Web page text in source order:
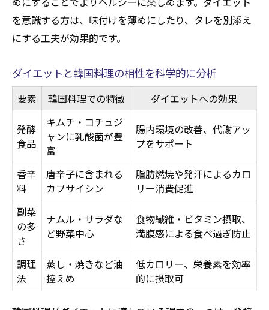
を意識する方は、味付けを薄めにしたり、タレを別添え
にする工夫が効果的です。
ダイエットと韓国料理の相性を科学的に分析
要素 韓国料理での特徴 ダイエットへの効果
発酵
食品
キムチ・コチュジ
ャンに乳酸菌が豊
富
腸内環境の改善、代謝アッ
プをサポート
香辛
料
唐辛子に含まれる
カプサイシン
脂肪燃焼や発汗によるカロ
リー消費促進
副菜
の多
さ
ナムル・サラダな
ど野菜中心
食物繊維・ビタミン摂取、
満腹感による食べ過ぎ防止
調理
法
蒸し・焼きなど油
控えめ
低カロリー、栄養素を効率
的に摂取可